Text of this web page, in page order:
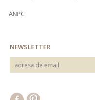
ANPC
NEWSLETTER